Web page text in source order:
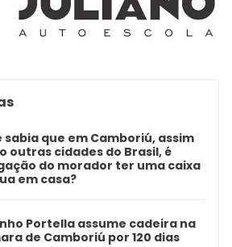
sabia que em Camboriú, assim
outras cidades do Brasil, é
do morador ter uma caixa
em casa?
Portella assume cadeira na
de Camboriú por 120 dias